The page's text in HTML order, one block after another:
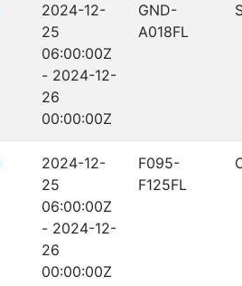
2024-12-
25
06:00:00Z
- 2024-12-
26
00:00:00Z
GND-
A018FL
2024-12-
25
06:00:00Z
- 2024-12-
26
00:00:00Z
F095-
F125FL